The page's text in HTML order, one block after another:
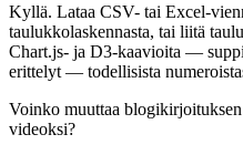
Kyllä. Lataa CSV- tai Excel-
taulukkolaskennasta, tai liitä
Chart.js- ja D3-kaavioita —
erittelyt — todellisista
Voinko muuttaa
videoksi?